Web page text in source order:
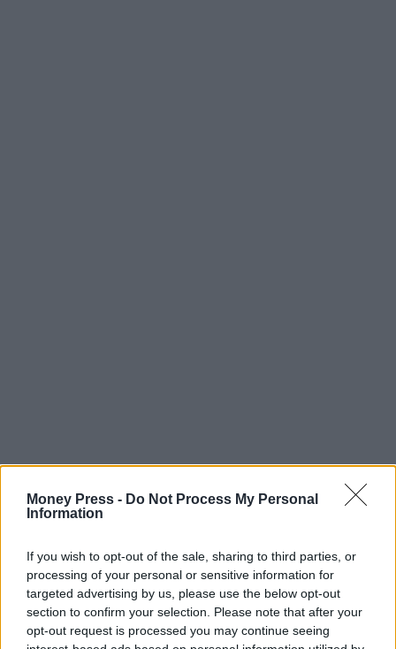
Money Press - Do Not Process My Personal
Information
If you wish to opt-out of the sale, sharing to third parties, or
processing of your personal or sensitive information for
targeted advertising by us, please use the below opt-out
section to confirm your selection. Please note that after your
opt-out request is processed you may continue seeing